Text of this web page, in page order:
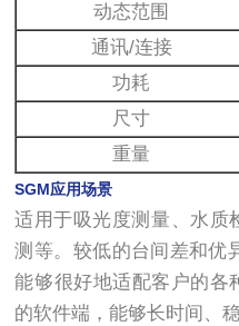
动态范围
通讯/连接
功耗
尺寸
重量
SGM应用场景
适用于吸光度测量、水质
测等。较低的台间差和优
能够很好地适配客户的各
的软件端，能够长时间